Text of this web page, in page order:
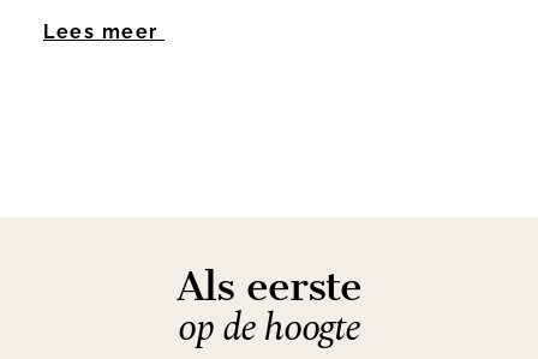
Lees meer
Als eerste
op de hoogte